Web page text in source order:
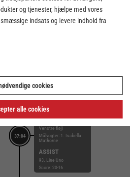
38:30
TABT BOLD
37:04
MÅL
5. Sidsel Mygil
Venstre fløj)
Målvogter: 1. Isabella
Mathorne
ASSIST
93. Line Uno
Score: 20-16
og tjenester, hjælpe med vores
indsats og levere indhold fra
cookies
alle cookies